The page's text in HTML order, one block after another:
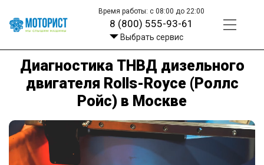
Время работы: с 08:00 до 22:00
8 (800) 555-93-61
Выбрать сервис
Диагностика ТНВД дизельного
двигателя Rolls-Royce (Роллс
Ройс) в Москве